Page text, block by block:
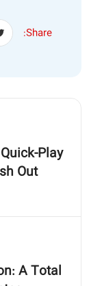
Share:
Out
A Total